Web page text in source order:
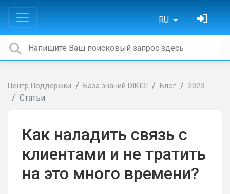
RU
Центр Поддержки База знаний DIKIDI Блог 2023
Статьи
Как наладить связь с
клиентами и не тратить
на это много времени?